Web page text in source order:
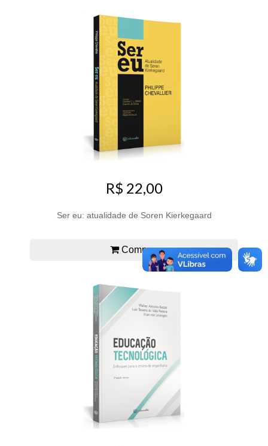
R$ 22,00
Ser eu: atualidade de Soren Kierkegaard
Comprar